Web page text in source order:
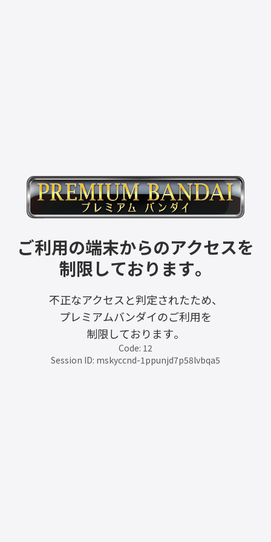
ご利用の端末からのアクセスを
制限しております。
不正なアクセスと判定されたため、
プレミアムバンダイのご利用を
制限しております。
Code: 12
Session ID: mskyccnd-1ppunjd7p58lvbqa5